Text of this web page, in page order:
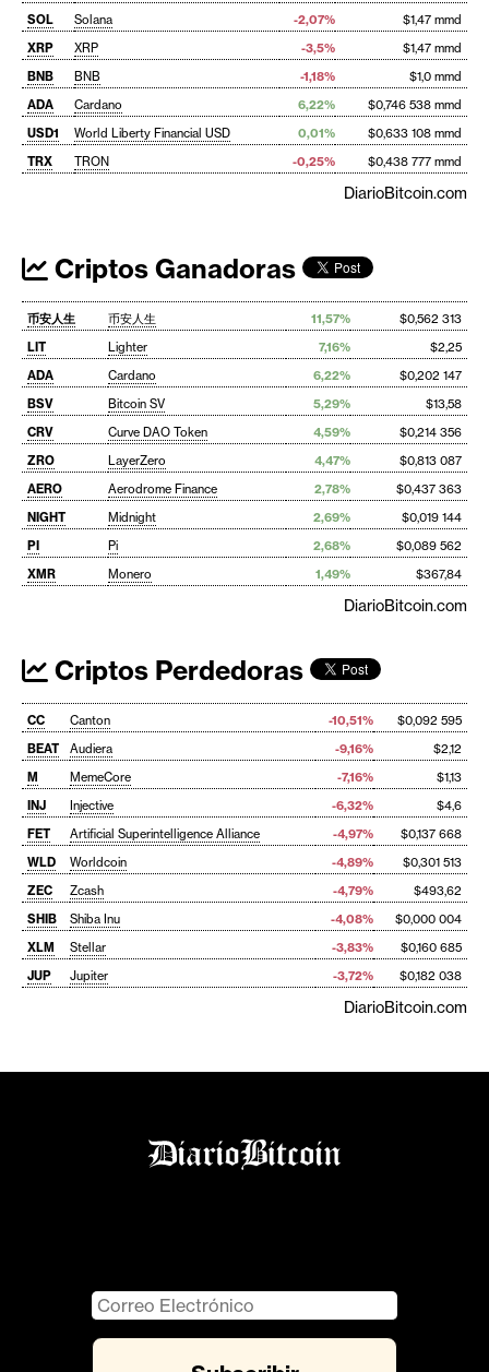
SOL Solana -2,07%
$1,47 mmd
XRP
XRP -3,5%
$1,47 mmd
BNB
BNB -1,18%
$1,0 mmd
ADA
Cardano 6,22%
$0,746 538 mmd
USD1
World Liberty Financial USD 0,01%
$0,633 108 mmd
TRX
TRON -0,25% $0,438 777 mmd
DiarioBitcoin.com
Criptos Ganadoras
币安人生 币安人生 11,57%
$0,562 313
LIT
Lighter 7,16%
$2,25
ADA
Cardano 6,22%
$0,202 147
BSV
Bitcoin SV 5,29%
$13,58
CRV
Curve DAO Token 4,59%
$0,214 356
ZRO
LayerZero 4,47%
$0,813 087
AERO
Aerodrome Finance 2,78%
$0,437 363
NIGHT
Midnight 2,69%
$0,019 144
PI
Pi 2,68%
$0,089 562
XMR
Monero 1,49% $367,84
DiarioBitcoin.com
Criptos Perdedoras
CC Canton -10,51%
$0,092 595
BEAT
Audiera -9,16%
$2,12
M
MemeCore -7,16%
$1,13
INJ
Injective -6,32%
$4,6
FET
Artificial Superintelligence Alliance -4,97%
$0,137 668
WLD
Worldcoin -4,89%
$0,301 513
ZEC
Zcash -4,79%
$493,62
SHIB
Shiba Inu -4,08%
$0,000 004
XLM
Stellar -3,83%
$0,160 685
JUP
Jupiter -3,72% $0,182 038
DiarioBitcoin.com